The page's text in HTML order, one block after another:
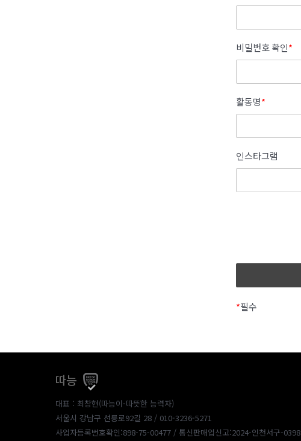
비밀번호 확인*
활동명*
인스타그램
*필수
따능
대표 : 최창현(따능이-따뜻한 능력자)
서울시 강남구 선릉로92길 28 / 010-3236-5271
사업자등록번호확인:898-75-00477 / 통신판매업신고:2024-인천서구-0398